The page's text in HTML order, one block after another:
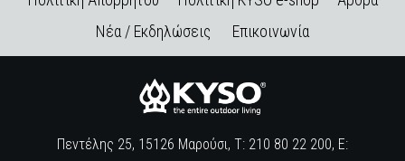
Νέα / Εκδηλώσεις
Επικοινωνία
Πεντέλης 25, 15126 Μαρούσι, Τ: 210 80 22 200, E: